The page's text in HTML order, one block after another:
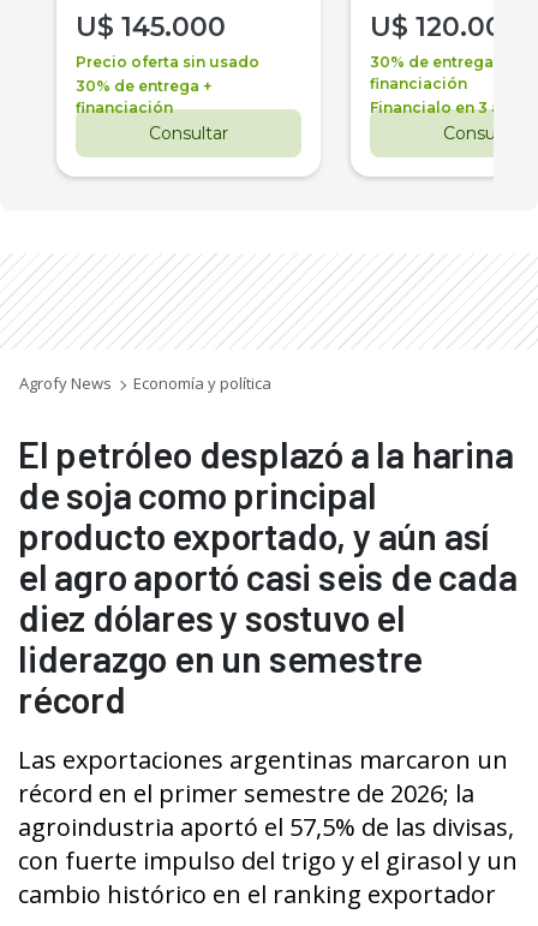
U$ 145.000
Precio oferta sin usado
30% de entrega +
financiación
Consultar
U$ 120.000
30% de entrega +
financiación
Financialo en 3 años
Consultar
Agrofy News Economía y política
El petróleo desplazó a la harina
de soja como principal
producto exportado, y aún así
el agro aportó casi seis de cada
diez dólares y sostuvo el
liderazgo en un semestre
récord
Las exportaciones argentinas marcaron un
récord en el primer semestre de 2026; la
agroindustria aportó el 57,5% de las divisas,
con fuerte impulso del trigo y el girasol y un
cambio histórico en el ranking exportador